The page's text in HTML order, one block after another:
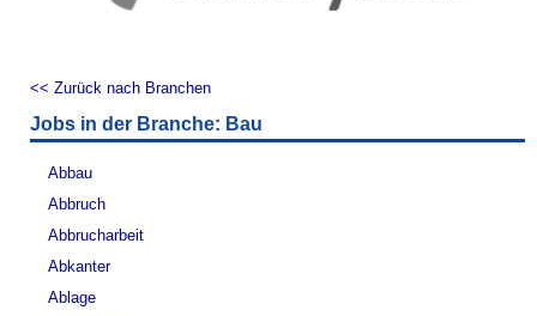
Personalberatungen
WERBUNG
publizieren
JOB-
Lehrstellen
Lehrstellen
<< Zurück nach Branchen
Jobs in der Branche: Bau
Abbau
Abbruch
Abbrucharbeit
Abkanter
Ablage